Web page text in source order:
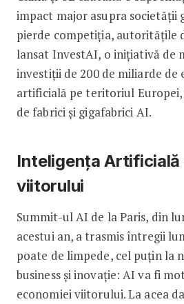
impact major asupra societății
pierde competiția, autoritățile
lansat InvestAI, o inițiativă de
investiții de 200 de miliarde
artificială pe teritoriul
de fabrici și gigafabrici AI.
Inteligența Artificială
viitorului
Summit-ul AI de la Paris, din
acestui an, a trasmis întregii
poate de limpede, cel puțin la
business și inovație: AI va fi
economiei viitorului. La acea